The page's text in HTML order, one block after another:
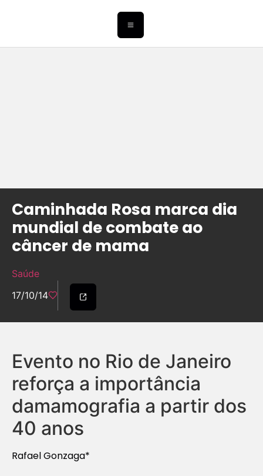
Caminhada Rosa marca dia
mundial de combate ao
câncer de mama
Saúde
17/10/14
Evento no Rio de Janeiro
reforça a importância
damamografia a partir dos
40 anos
Rafael Gonzaga*